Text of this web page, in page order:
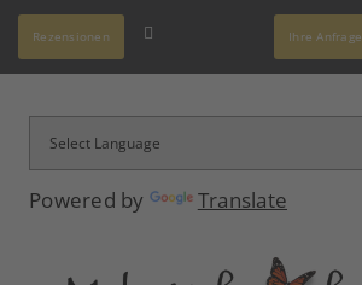
Powered by Translate
Rezensionen Ihre Anfrage